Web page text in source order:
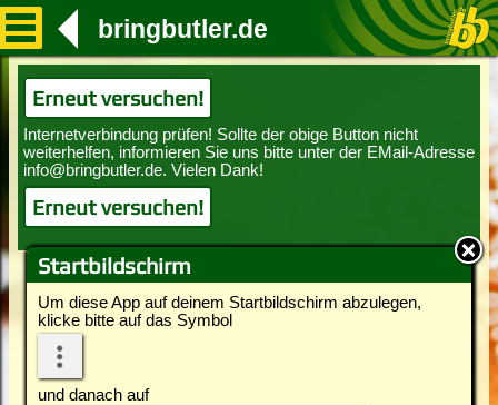
Startbildschirm
Um diese App auf deinem Startbildschirm abzulegen,
klicke bitte auf das Symbol
und danach auf
bringbutler.de
Erneut versuchen!
Erneut versuchen!